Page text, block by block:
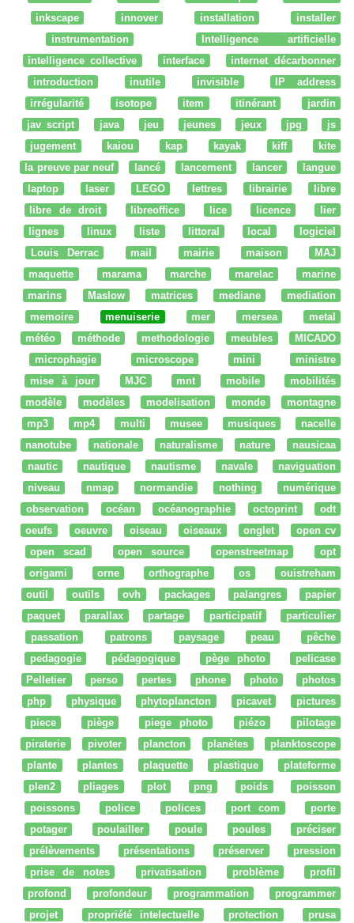
inkscape
innover installation
installer
instrumentation
Intelligence artificielle
intelligence collective
interface
internet décarbonner
introduction
inutile invisible
IP address
irrégularité
isotope item itinérant
jardin
jav script
java jeu jeunes jeux jpg
js
jugement
kaiou kap kayak kiff
kite
la preuve par neuf
lancé lancement lancer
langue
laptop
laser LEGO lettres librairie
libre
libre de droit
libreoffice lice licence
lier
lignes
linux liste littoral local
logiciel
Louis Derrac
mail mairie maison
MAJ
maquette
marama marche marelac
marine
marins
Maslow matrices mediane
mediation
memoire
menuiserie mer mersea
metal
météo
méthode methodologie meubles
MICADO
microphagie
microscope mini
ministre
mise à jour
MJC mnt mobile
mobilités
modèle
modèles modelisation monde
montagne
mp3
mp4 multi musee musiques
nacelle
nanotube
nationale naturalisme nature
nausicaa
nautic
nautique nautisme navale
naviguation
niveau
nmap normandie nothing
numérique
observation
océan océanographie octoprint
odt
oeufs
oeuvre oiseau oiseaux onglet
open cv
open scad
open source openstreetmap
opt
origami
orne orthographe os
ouistreham
outil
outils ovh packages palangres
papier
paquet
parallax partage participatif
particulier
passation
patrons paysage peau
pêche
pedagogie
pédagogique pège photo
pelicase
Pelletier
perso pertes phone photo
photos
php
physique phytoplancton picavet
pictures
piece
piège piege photo piézo
pilotage
piraterie
pivoter plancton planètes
planktoscope
plante
plantes plaquette plastique
plateforme
plen2
pliages plot png poids
poisson
poissons
police polices port com
porte
potager
poulailler poule poules
préciser
prélèvements
présentations préserver
pression
prise de notes
privatisation problème
profil
profond
profondeur programmation
programmer
projet
propriété intelectuelle protection
prusa